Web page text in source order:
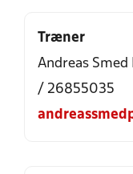
Træner
Andreas Smed
/ 26855035